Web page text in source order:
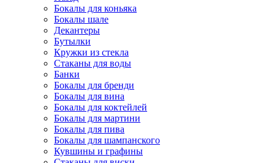
Бокалы для коньяка
Бокалы шале
Декантеры
Бутылки
Кружки из стекла
Стаканы для воды
Банки
Бокалы для бренди
Бокалы для вина
Бокалы для коктейлей
Бокалы для мартини
Бокалы для пива
Бокалы для шампанского
Кувшины и графины